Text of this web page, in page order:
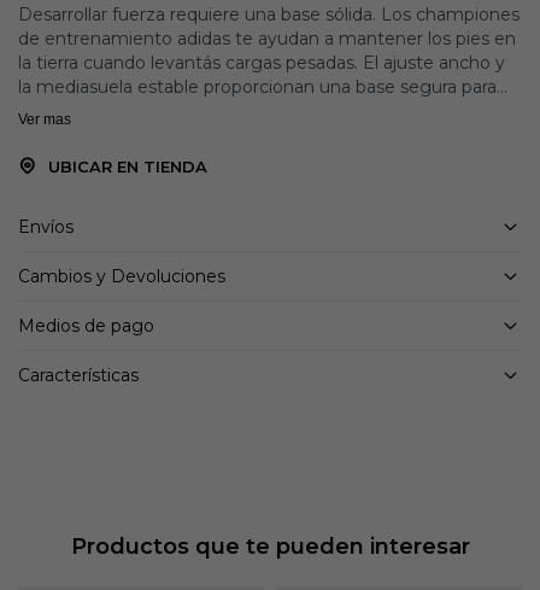
Desarrollar fuerza requiere una base sólida. Los championes
de entrenamiento adidas te ayudan a mantener los pies en
la tierra cuando levantás cargas pesadas. El ajuste ancho y
la mediasuela estable proporcionan una base segura para
tus levantamiento. Un sistema de torsión de TPU en el
El exterior de tejido de malla mantiene tus pies frescos y
Detalles:
Cierre de cordones
Forro interno textil
Suela de caucho
Ver mas
UBICAR EN TIENDA
Envíos
Cambios y Devoluciones
Medios de pago
Características
Productos que te pueden interesar